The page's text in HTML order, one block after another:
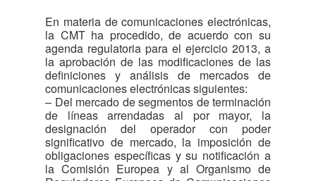
En materia de comunicaciones electrónicas,
la CMT ha procedido, de acuerdo con su
agenda regulatoria para el ejercicio 2013, a
la aprobación de las modificaciones de las
definiciones y análisis de mercados de
comunicaciones electrónicas siguientes:
– Del mercado de segmentos de terminación
de líneas arrendadas al por mayor, la
designación del operador con poder
significativo de mercado, la imposición de
obligaciones específicas y su notificación a
la Comisión Europea y al Organismo de